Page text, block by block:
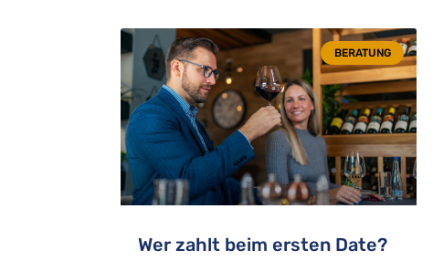
BERATUNG
Wer zahlt beim ersten Date?